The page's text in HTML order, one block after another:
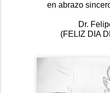
en abrazo
Dr.
(FELIZ DIA